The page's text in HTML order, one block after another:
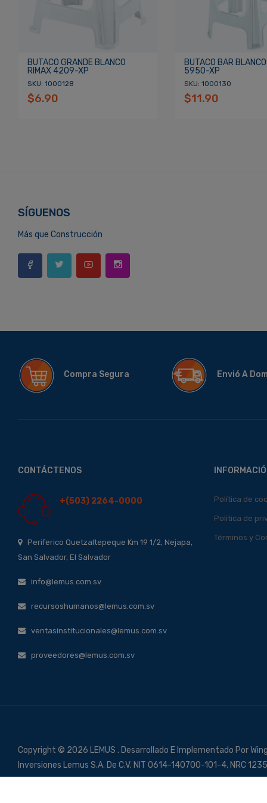
BUTACO GRANDE BLANCO
RIMAX 4209-XP
SKU: 1000128
$6.90
BUTACO BAR
5950-XP
SKU: 1000130
$11.90
SÍGUENOS
Más que Construcción
Compra Segura Envió A
CONTÁCTENOS
+(503) 2264-0000
Periferico Quetzaltepeque Km 19 1/2, Nejapa,
San Salvador, El Salvador
info@lemus.com.sv
recursoshumanos@lemus.com.sv
ventasinstitucionales@lemus.com.sv
proveedores@lemus.com.sv
Política de
Política de
Términos y
Copyright © 2026 LEMUS . Desarrollado E Implementado Por
Inversiones Lemus S.A. De C.V. NIT 0614-140700-101-4, NRC